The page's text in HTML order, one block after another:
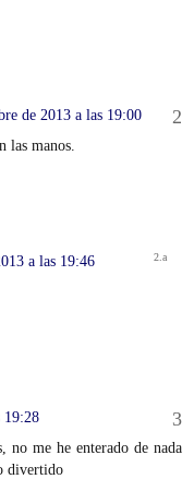
de 2013 a las 19:00
las manos.
a las 19:46
19:28
no me he enterado de nada
divertido